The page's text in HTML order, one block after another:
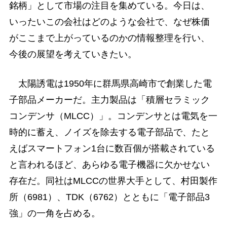
銘柄」として市場の注目を集めている。今日は、
いったいこの会社はどのような会社で、なぜ株価
がここまで上がっているのかの情報整理を行い、
今後の展望を考えていきたい。
太陽誘電は1950年に群馬県高崎市で創業した電
子部品メーカーだ。主力製品は「積層セラミック
コンデンサ（MLCC）」。コンデンサとは電気を一
時的に蓄え、ノイズを除去する電子部品で、たと
えばスマートフォン1台に数百個が搭載されている
と言われるほど、あらゆる電子機器に欠かせない
存在だ。同社はMLCCの世界大手として、村田製作
所（6981）、TDK（6762）とともに「電子部品3
強」の一角を占める。